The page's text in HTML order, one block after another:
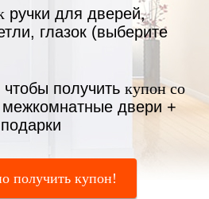
ручки для дверей,
глазок (выберите
получить купон со
межкомнатные двери +
подарки
получить купон!